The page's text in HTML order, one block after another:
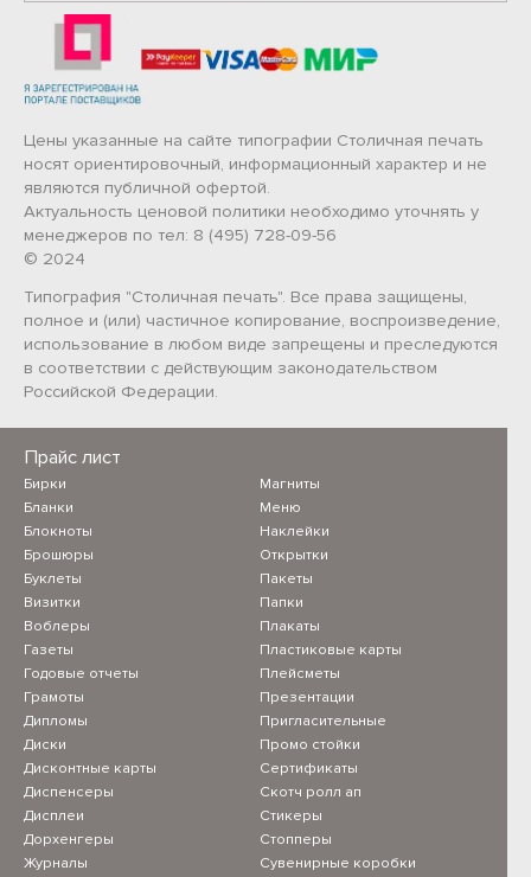
Прайс лист
Бирки
Бланки
Блокноты
Брошюры
Буклеты
Визитки
Воблеры
Газеты
Годовые отчеты
Грамоты
Дипломы
Диски
Дисконтные карты
Диспенсеры
Дисплеи
Дорхенгеры
Журналы
Магниты
Меню
Наклейки
Открытки
Пакеты
Папки
Плакаты
Пластиковые карты
Плейсметы
Презентации
Пригласительные
Промо стойки
Сертификаты
Скотч ролл ап
Стикеры
Стопперы
Сувенирные коробки
Цены указанные на сайте типографии Столичная печать
носят ориентировочный, информационный характер и не
являются публичной офертой.
Актуальность ценовой политики необходимо уточнять у
менеджеров по тел: 8 (495) 728-09-56
© 2024
Типография "Столичная печать". Все права защищены,
полное и (или) частичное копирование, воспроизведение,
использование в любом виде запрещены и преследуются
в соответствии с действующим законодательством
Российской Федерации.